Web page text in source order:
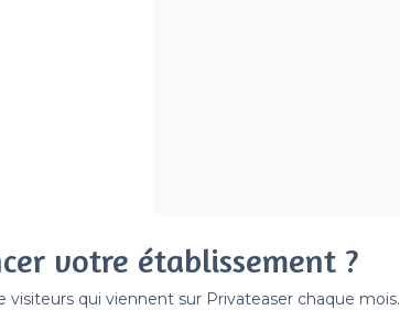
votre établissement ?
visiteurs qui viennent sur Privateaser chaque mois.